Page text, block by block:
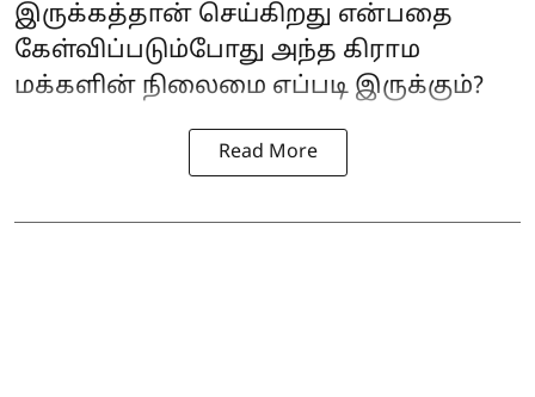
இருக்கத்தான் செய்கிறது என்பதை
கேள்விப்படும்போது அந்த கிராம
மக்களின் நிலைமை எப்படி இருக்கும்?
Read More